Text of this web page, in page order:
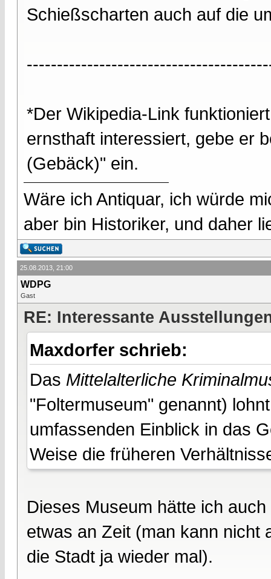
Schießscharten auch auf die
*Der Wikipedia-Link
ernsthaft interessiert, gebe er
(Gebäck)" ein.
Wäre ich Antiquar, ich würde
aber bin Historiker, und daher
25.08.2013, 21:00
WDPG
Gast
RE: Interessante
Maxdorfer schrieb:
Das Mittelalterliche
"Foltermuseum" genannt)
umfassenden Einblick in das
Weise die früheren
Dieses Museum hätte ich
etwas an Zeit (man kann nicht
die Stadt ja wieder mal).